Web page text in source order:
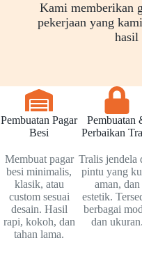
Kami memberikan
pekerjaan yang
hasil
Pembuatan Pagar
Besi
Membuat pagar
besi minimalis,
klasik, atau
custom sesuai
desain. Hasil
rapi, kokoh, dan
tahan lama.
Pembuatan
Perbaikan
Tralis jendela
pintu yang
aman, dan
estetik.
berbagai
dan ukuran.